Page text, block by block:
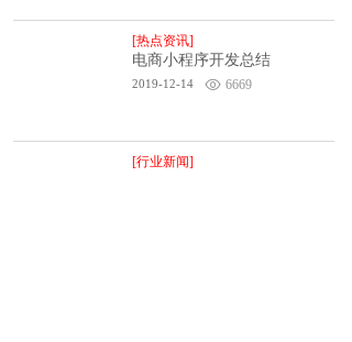
[热点资讯]
电商小程序开发总结
2019-12-14 6669
[行业新闻]